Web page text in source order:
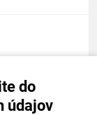
do
údajov